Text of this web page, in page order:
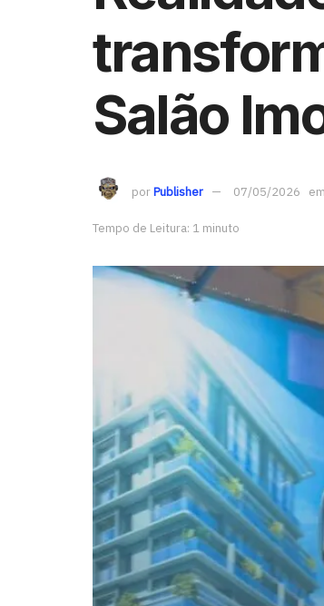
Salão
porPublisher 07/05/2026 em
Tempo de Leitura: 1 minuto